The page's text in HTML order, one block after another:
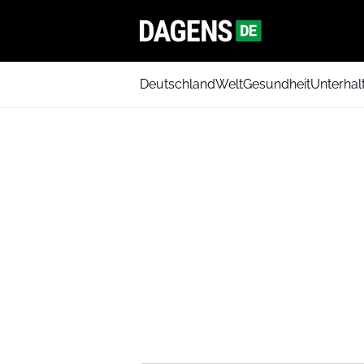
DeutschlandWeltGesundheit